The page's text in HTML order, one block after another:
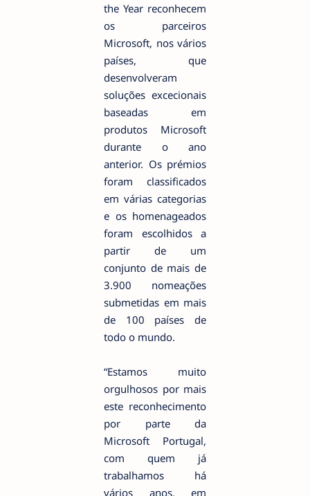
the Year reconhecem
os parceiros
Microsoft, nos vários
países, que
desenvolveram
soluções excecionais
baseadas em
produtos Microsoft
durante o ano
anterior. Os prémios
foram classificados
em várias categorias
e os homenageados
foram escolhidos a
partir de um
conjunto de mais de
3.900 nomeações
submetidas em mais
de 100 países de
todo o mundo.
“Estamos muito
orgulhosos por mais
este reconhecimento
por parte da
Microsoft Portugal,
com quem já
trabalhamos há
vários anos, em